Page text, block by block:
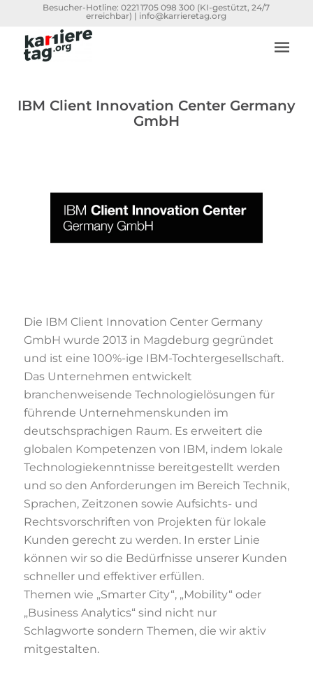
Besucher-Hotline:0221 1705 098 300 (KI-gestützt, 24/7
erreichbar) | info@karrieretag.org
IBM Client Innovation Center Germany
GmbH
Die IBM Client Innovation Center Germany
GmbH wurde 2013 in Magdeburg gegründet
und ist eine 100%-ige IBM-Tochtergesellschaft.
Das Unternehmen entwickelt
branchenweisende Technologielösungen für
führende Unternehmenskunden im
deutschsprachigen Raum. Es erweitert die
globalen Kompetenzen von IBM, indem lokale
Technologiekenntnisse bereitgestellt werden
und so den Anforderungen im Bereich Technik,
Sprachen, Zeitzonen sowie Aufsichts- und
Rechtsvorschriften von Projekten für lokale
Kunden gerecht zu werden. In erster Linie
können wir so die Bedürfnisse unserer Kunden
schneller und effektiver erfüllen.
Themen wie „Smarter City“, „Mobility“ oder
„Business Analytics“ sind nicht nur
Schlagworte sondern Themen, die wir aktiv
mitgestalten.